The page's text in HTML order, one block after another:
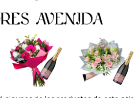
Dejá tu opinión